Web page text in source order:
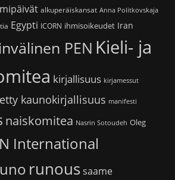
alkuperäiskansat Anna Politkovskaja
Egypti ICORN ihmisoikeudet Iran
PEN Kieli- ja
kirjallisuus kirjamessut
kaunokirjallisuus manifesti
naiskomitea Nasrin Sotoudeh Oleg
International
runoussaame